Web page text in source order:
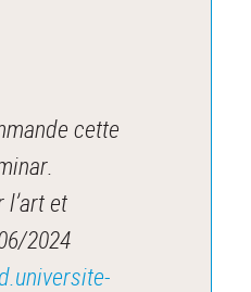
cette
l’art et
2024